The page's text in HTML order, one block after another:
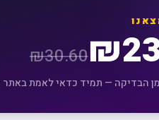
₪
₪30.60
הבדיקה — תמיד כדאי לאמת באתר